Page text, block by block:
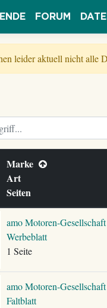
FORUM
leider aktuell nicht
Marke
Art
Seiten
amo Motoren-Gesellschaft
Werbeblatt
1 Seite
amo Motoren-Gesellschaft
Faltblatt